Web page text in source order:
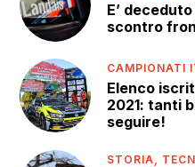
E’
scontro
CAMPIONATI
Elenco
2021: tanti
seguire!
STORIA,